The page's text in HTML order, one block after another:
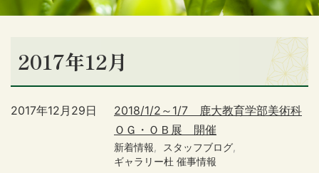
2017年12月
2018/1/2～1/7 鹿大教育学部美術科
ＯＧ・ＯＢ展 開催
2017年12月29日
新着情報
スタッフブログ
ギャラリー杜 催事情報